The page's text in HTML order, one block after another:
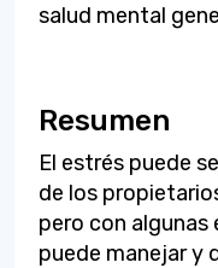
salud mental
Resumen
El estrés puede
de los
pero con
puede manejar y